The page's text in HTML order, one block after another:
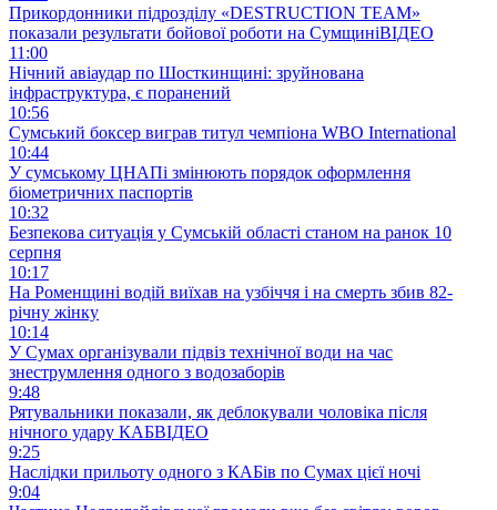
Прикордонники підрозділу «DESTRUCTION TEAM»
показали результати бойової роботи на СумщиніВІДЕО
11:00
Нічний авіаудар по Шосткинщині: зруйнована
інфраструктура, є поранений
10:56
Сумський боксер виграв титул чемпіона WBO International
10:44
У сумському ЦНАПі змінюють порядок оформлення
біометричних паспортів
10:32
Безпекова ситуація у Сумській області станом на ранок 10
серпня
10:17
На Роменщині водій виїхав на узбіччя і на смерть збив 82-
річну жінку
10:14
У Сумах організували підвіз технічної води на час
знеструмлення одного з водозаборів
9:48
Рятувальники показали, як деблокували чоловіка після
нічного удару КАБВІДЕО
9:25
Наслідки прильоту одного з КАБів по Сумах цієї ночі
9:04